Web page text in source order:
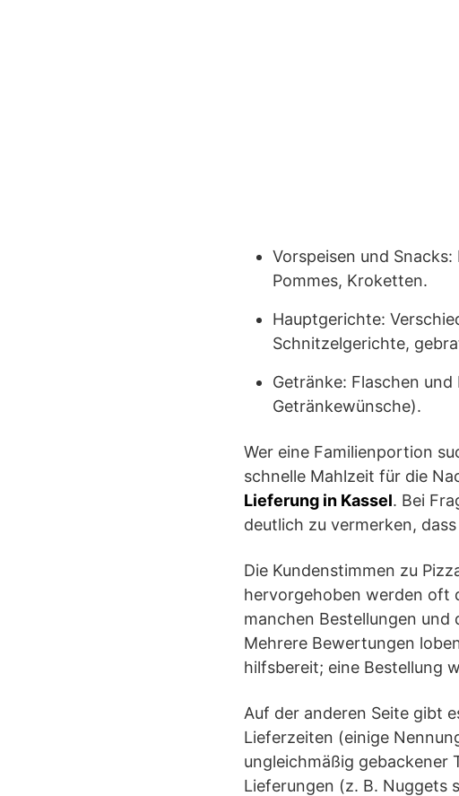
Vorspeisen und
Pommes, Kroketten.
Hauptgerichte:
Schnitzelgerichte,
Getränke: Flaschen
Getränkewünsche).
Wer eine Familienportion
schnelle Mahlzeit für die
Lieferung in Kassel. Bei
deutlich zu vermerken,
Die Kundenstimmen zu
hervorgehoben werden oft
manchen Bestellungen und
Mehrere Bewertungen
hilfsbereit; eine Bestellung
Auf der anderen Seite gibt
Lieferzeiten (einige
ungleichmäßig gebackener
Lieferungen (z. B. Nuggets